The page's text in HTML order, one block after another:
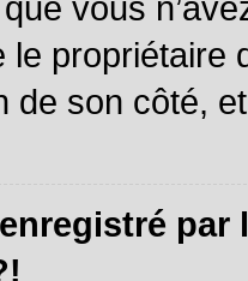
le propriétaire
de son côté,
par